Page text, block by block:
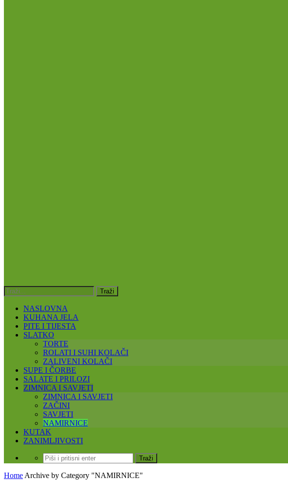
NASLOVNA
KUHANA JELA
PITE I TIJESTA
SLATKO
TORTE
ROLATI I SUHI KOLAČI
ZALIVENI KOLAČI
SUPE I ČORBE
SALATE I PRILOZI
ZIMNICA I SAVJETI
ZIMNICA I SAVJETI
ZAČINI
SAVJETI
NAMIRNICE
KUTAK
ZANIMLJIVOSTI
Home Archive by Category "NAMIRNICE"